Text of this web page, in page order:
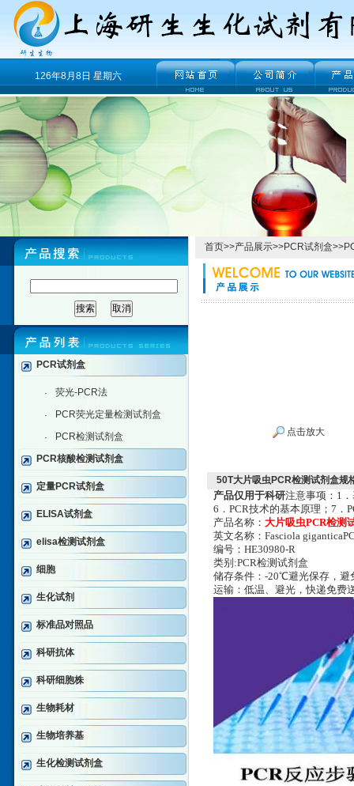
126年8月8日 星期六
PCR试剂盒
· 荧光-PCR法
· PCR荧光定量检测试剂盒
·
PCR检测试剂盒
PCR核酸检测试剂盒
定量PCR试剂盒
ELISA试剂盒
elisa检测试剂盒
细胞
生化试剂
标准品对照品
科研抗体
科研细胞株
生物耗材
生物培养基
生化检测试剂盒
首页>>产品展示>>PCR试剂盒>>
点击放大
50T大片吸虫PCR检测试剂盒规
产品仅用于科研注意事项：1
6．PCR技术的基本原理；7．
产品名称： 大片吸虫PCR检测
英文名称：Fasciola
编号：HE30980-R
类别:PCR检测试剂盒
储存条件：-20℃避光保存，避
运输：低温、避光，快递免费